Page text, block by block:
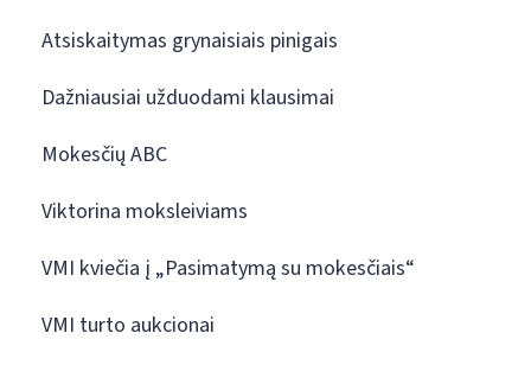
Atsiskaitymas grynaisiais pinigais
Dažniausiai užduodami klausimai
Mokesčių ABC
Viktorina moksleiviams
VMI kviečia į „Pasimatymą su mokesčiais“
VMI turto aukcionai